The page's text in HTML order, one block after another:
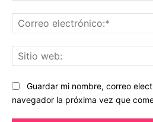
Guardar mi nombre, correo
navegador la próxima vez que